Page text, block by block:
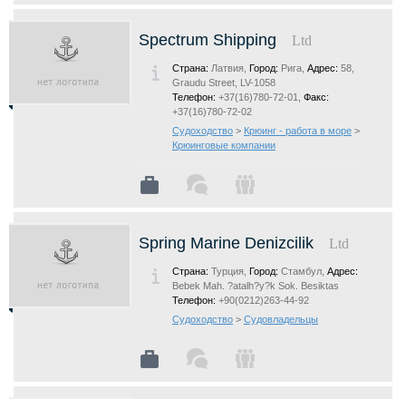
Spectrum Shipping Ltd
Страна: Латвия, Город: Рига, Адрес: 58,
Graudu Street, LV-1058
Телефон: +37(16)780-72-01, Факс:
+37(16)780-72-02
Судоходство > Крюинг - работа в море >
Крюинговые компании
Spring Marine Denizcilik Ltd
Страна: Турция, Город: Стамбул, Адрес:
Bebek Mah. ?atalh?y?k Sok. Besiktas
Телефон: +90(0212)263-44-92
Судоходство > Судовладельцы